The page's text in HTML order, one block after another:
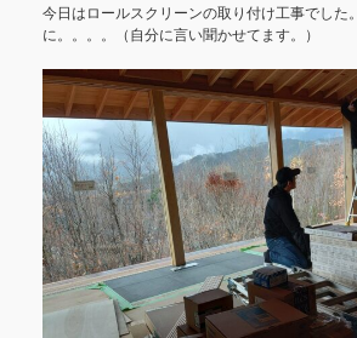
今日はロールスクリーンの取り付け工事でした
に。。。。（自分に言い聞かせてます。）